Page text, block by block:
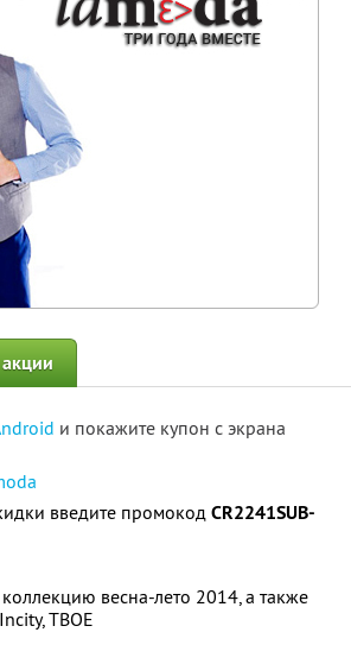
и покажите купон с экрана
введите промокодCR2241SUB-
весна-лето 2014, а также
ТВОЕ